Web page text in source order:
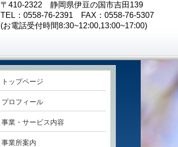
〒410-2322 静岡県伊豆の国市吉田139
TEL：0558-76-2391 FAX：0558-76-5307
(お電話受付時間8:30~12:00,13:00~17:00)
トップページ
プロフィール
事業・サービス内容
事業所案内